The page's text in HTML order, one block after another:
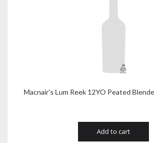
Macnair's Lum Reek 12YO Peated
Add to cart